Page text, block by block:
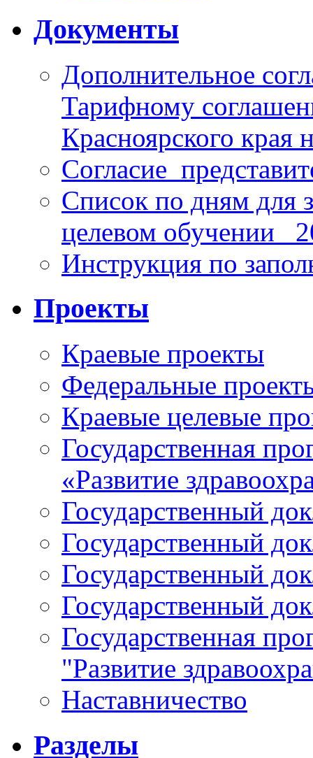
Документы
Дополнительное
Тарифному
Красноярского края
Список по дням для
целевом обучении_
Инструкция по
Проекты
Краевые проекты
Федеральные
Краевые целевые
Государственная
«Развитие
Государственный
Государственный
Государственный
Государственный
Государственная
"Развитие
Наставничество
Разделы